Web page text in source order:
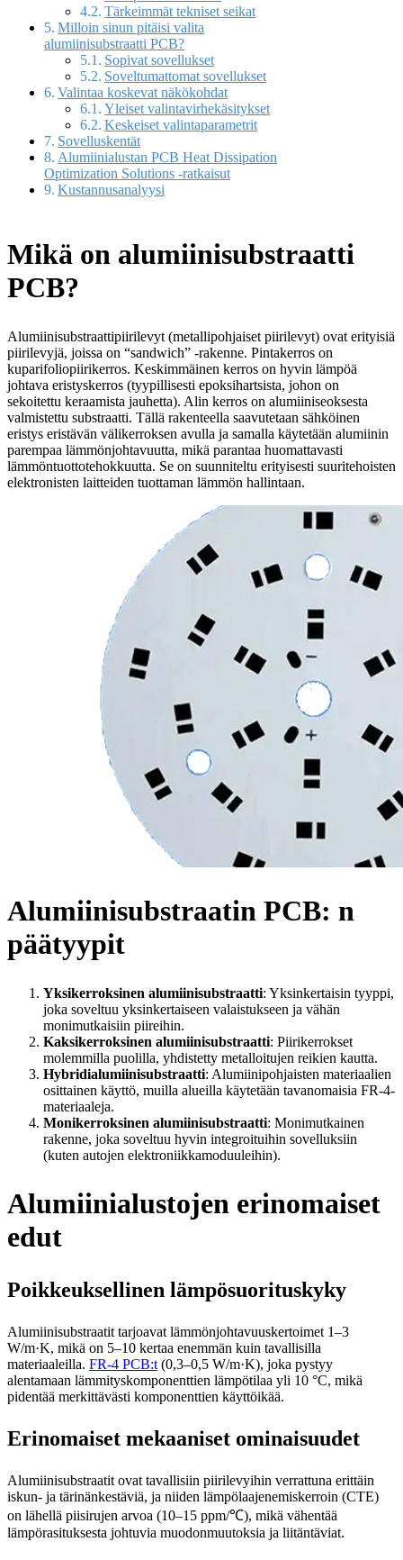
Tärkeimmät tekniset seikat
Milloin sinun pitäisi valita
alumiinisubstraatti PCB?
Sopivat sovellukset
Soveltumattomat sovellukset
Valintaa koskevat näkökohdat
Yleiset valintavirhekäsitykset
Keskeiset valintaparametrit
Sovelluskentät
Alumiinialustan PCB Heat Dissipation
Optimization Solutions -ratkaisut
Kustannusanalyysi
Mikä on alumiinisubstraatti
PCB?
Alumiinisubstraattipiirilevyt (metallipohjaiset piirilevyt) ovat erityisiä
piirilevyjä, joissa on “sandwich” -rakenne. Pintakerros on
kuparifoliopiirikerros. Keskimmäinen kerros on hyvin lämpöä
johtava eristyskerros (tyypillisesti epoksihartsista, johon on
sekoitettu keraamista jauhetta). Alin kerros on alumiiniseoksesta
valmistettu substraatti. Tällä rakenteella saavutetaan sähköinen
eristys eristävän välikerroksen avulla ja samalla käytetään alumiinin
parempaa lämmönjohtavuutta, mikä parantaa huomattavasti
lämmöntuottotehokkuutta. Se on suunniteltu erityisesti suuritehoisten
elektronisten laitteiden tuottaman lämmön hallintaan.
Alumiinisubstraatin PCB: n
päätyypit
Yksikerroksinen alumiinisubstraatti: Yksinkertaisin tyyppi,
joka soveltuu yksinkertaiseen valaistukseen ja vähän
monimutkaisiin piireihin.
Kaksikerroksinen alumiinisubstraatti: Piirikerrokset
molemmilla puolilla, yhdistetty metalloitujen reikien kautta.
Hybridialumiinisubstraatti: Alumiinipohjaisten materiaalien
osittainen käyttö, muilla alueilla käytetään tavanomaisia FR-4-
materiaaleja.
Monikerroksinen alumiinisubstraatti: Monimutkainen
rakenne, joka soveltuu hyvin integroituihin sovelluksiin
(kuten autojen elektroniikkamoduuleihin).
Alumiinialustojen erinomaiset
edut
Poikkeuksellinen lämpösuorituskyky
Alumiinisubstraatit tarjoavat lämmönjohtavuuskertoimet 1–3
W/m·K, mikä on 5–10 kertaa enemmän kuin tavallisilla
materiaaleilla. FR-4 PCB:t (0,3–0,5 W/m·K), joka pystyy
alentamaan lämmityskomponenttien lämpötilaa yli 10 °C, mikä
pidentää merkittävästi komponenttien käyttöikää.
Erinomaiset mekaaniset ominaisuudet
Alumiinisubstraatit ovat tavallisiin piirilevyihin verrattuna erittäin
iskun- ja tärinänkestäviä, ja niiden lämpölaajenemiskerroin (CTE)
on lähellä piisirujen arvoa (10–15 ppm/℃), mikä vähentää
lämpörasituksesta johtuvia muodonmuutoksia ja liitäntäviat.